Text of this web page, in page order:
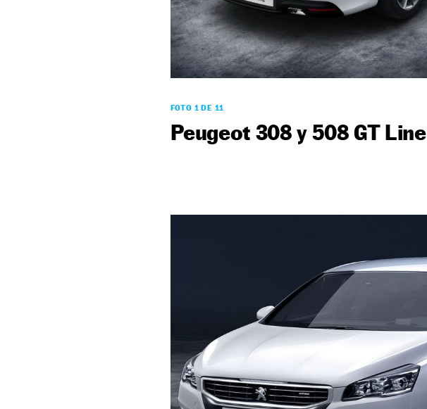
FOTO 1 DE 11
Peugeot 308 y 508 GT Line